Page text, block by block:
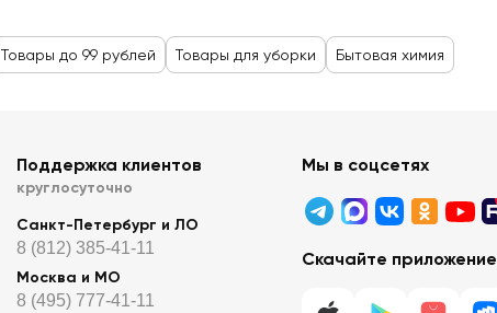
Товары до 99 рублей Товары для уборки Бытовая химия
Поддержка клиентов
круглосуточно
Санкт-Петербург и ЛО
8 (812) 385-41-11
Москва и МО
8 (495) 777-41-11
Мы в соцсетях
Скачайте приложение